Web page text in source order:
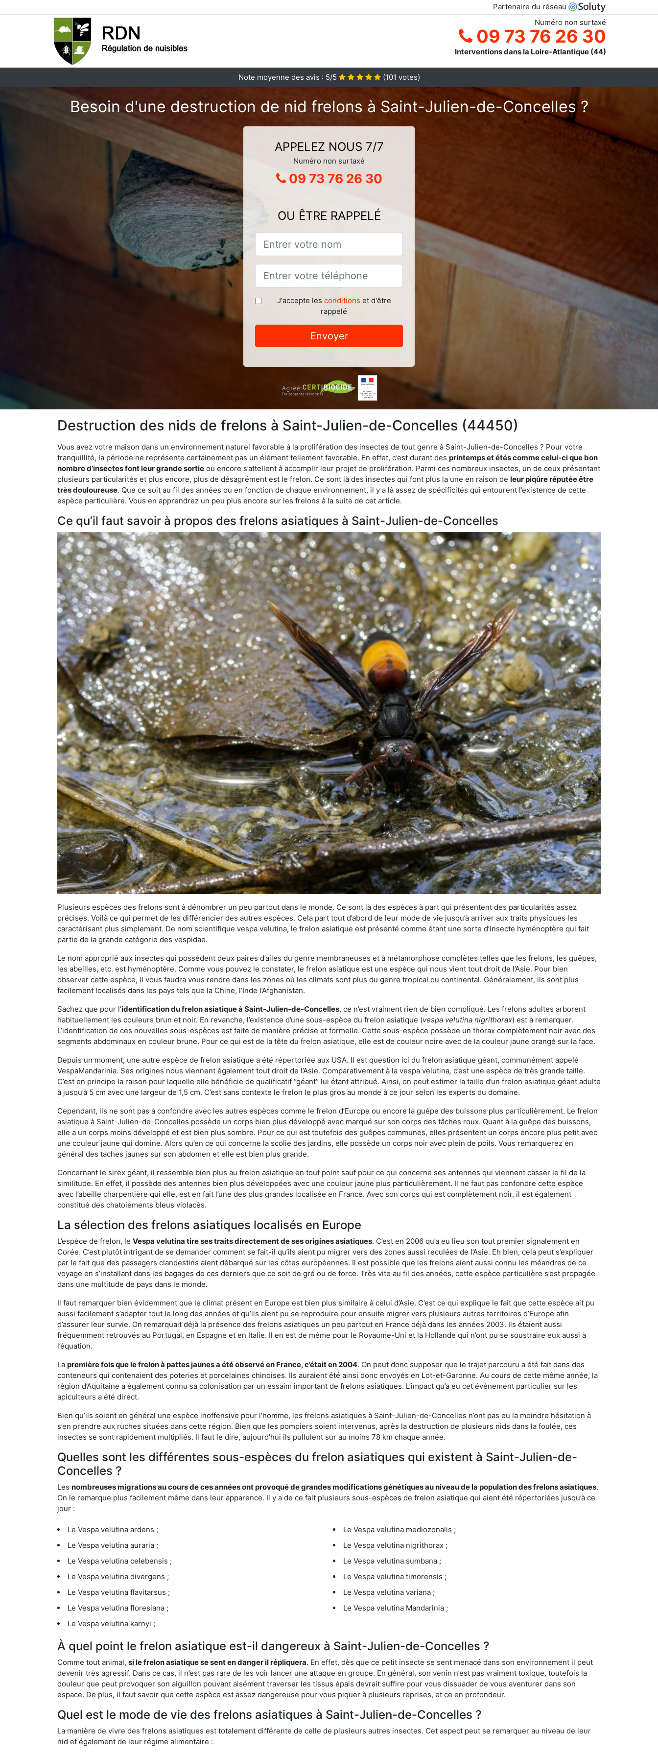
Partenaire du réseau
Numéro non surtaxé
09 73 76 26 30
Interventions dans la Loire-Atlantique (44)
Note moyenne des avis : 5/5 (101 votes)
Besoin d'une destruction de nid frelons à Saint-Julien-de-Concelles ?
APPELEZ NOUS 7/7
Numéro non surtaxé
09 73 76 26 30
OU ÊTRE RAPPELÉ
J'accepte les conditions et d'être
rappelé
Envoyer
Destruction des nids de frelons à Saint-Julien-de-Concelles (44450)
Vous avez votre maison dans un environnement naturel favorable à la prolifération des insectes de tout genre à Saint-Julien-de-Concelles ? Pour votre
tranquillité, la période ne représente certainement pas un élément tellement favorable. En effet, c’est durant des printemps et étés comme celui-ci que bon
nombre d’insectes font leur grande sortie ou encore s’attellent à accomplir leur projet de prolifération. Parmi ces nombreux insectes, un de ceux présentant
plusieurs particularités et plus encore, plus de désagrément est le frelon. Ce sont là des insectes qui font plus la une en raison de leur piqûre réputée être
très douloureuse. Que ce soit au fil des années ou en fonction de chaque environnement, il y a là assez de spécificités qui entourent l’existence de cette
espèce particulière. Vous en apprendrez un peu plus encore sur les frelons à la suite de cet article.
Ce qu’il faut savoir à propos des frelons asiatiques à Saint-Julien-de-Concelles
Plusieurs espèces des frelons sont à dénombrer un peu partout dans le monde. Ce sont là des espèces à part qui présentent des particularités assez
précises. Voilà ce qui permet de les différencier des autres espèces. Cela part tout d’abord de leur mode de vie jusqu’à arriver aux traits physiques les
caractérisant plus simplement. De nom scientifique vespa velutina, le frelon asiatique est présenté comme étant une sorte d’insecte hyménoptère qui fait
partie de la grande catégorie des vespidae.
Le nom approprié aux insectes qui possèdent deux paires d’ailes du genre membraneuses et à métamorphose complètes telles que les frelons, les guêpes,
les abeilles, etc. est hyménoptère. Comme vous pouvez le constater, le frelon asiatique est une espèce qui nous vient tout droit de l’Asie. Pour bien
observer cette espèce, il vous faudra vous rendre dans les zones où les climats sont plus du genre tropical ou continental. Généralement, ils sont plus
facilement localisés dans les pays tels que la Chine, l’Inde l’Afghanistan.
Sachez que pour l’identification du frelon asiatiqueà Saint-Julien-de-Concelles, ce n’est vraiment rien de bien compliqué. Les frelons adultes arborent
habituellement les couleurs brun et noir. En revanche, l’existence d’une sous-espèce du frelon asiatique (vespa velutina nigrithorax) est à remarquer.
L’identification de ces nouvelles sous-espèces est faite de manière précise et formelle. Cette sous-espèce possède un thorax complètement noir avec des
segments abdominaux en couleur brune. Pour ce qui est de la tête du frelon asiatique, elle est de couleur noire avec de la couleur jaune orangé sur la face.
Depuis un moment, une autre espèce de frelon asiatique a été répertoriée aux USA. Il est question ici du frelon asiatique géant, communément appelé
VespaMandarinia. Ses origines nous viennent également tout droit de l’Asie. Comparativement à la vespa velutina, c’est une espèce de très grande taille.
C’est en principe la raison pour laquelle elle bénéficie de qualificatif ‘’géant’’ lui étant attribué. Ainsi, on peut estimer la taille d’un frelon asiatique géant adulte
à jusqu’à 5 cm avec une largeur de 1,5 cm. C’est sans contexte le frelon le plus gros au monde à ce jour selon les experts du domaine.
Cependant, ils ne sont pas à confondre avec les autres espèces comme le frelon d’Europe ou encore la guêpe des buissons plus particulièrement. Le frelon
asiatique à Saint-Julien-de-Concelles possède un corps bien plus développé avec marqué sur son corps des tâches roux. Quant à la guêpe des buissons,
elle a un corps moins développé et est bien plus sombre. Pour ce qui est toutefois des guêpes communes, elles présentent un corps encore plus petit avec
une couleur jaune qui domine. Alors qu’en ce qui concerne la scolie des jardins, elle possède un corps noir avec plein de poils. Vous remarquerez en
général des taches jaunes sur son abdomen et elle est bien plus grande.
Concernant le sirex géant, il ressemble bien plus au frelon asiatique en tout point sauf pour ce qui concerne ses antennes qui viennent casser le fil de la
similitude. En effet, il possède des antennes bien plus développées avec une couleur jaune plus particulièrement. Il ne faut pas confondre cette espèce
avec l’abeille charpentière qui elle, est en fait l’une des plus grandes localisée en France. Avec son corps qui est complètement noir, il est également
constitué des chatoiements bleus violacés.
La sélection des frelons asiatiques localisés en Europe
L’espèce de frelon, le Vespa velutina tire ses traits directement de ses origines asiatiques. C’est en 2006 qu’a eu lieu son tout premier signalement en
Corée. C’est plutôt intrigant de se demander comment se fait-il qu’ils aient pu migrer vers des zones aussi reculées de l’Asie. Eh bien, cela peut s’expliquer
par le fait que des passagers clandestins aient débarqué sur les côtes européennes. Il est possible que les frelons aient aussi connu les méandres de ce
voyage en s’installant dans les bagages de ces derniers que ce soit de gré ou de force. Très vite au fil des années, cette espèce particulière s’est propagée
dans une multitude de pays dans le monde.
Il faut remarquer bien évidemment que le climat présent en Europe est bien plus similaire à celui d’Asie. C’est ce qui explique le fait que cette espèce ait pu
aussi facilement s’adapter tout le long des années et qu’ils aient pu se reproduire pour ensuite migrer vers plusieurs autres territoires d’Europe afin
d’assurer leur survie. On remarquait déjà la présence des frelons asiatiques un peu partout en France déjà dans les années 2003. Ils étaient aussi
fréquemment retrouvés au Portugal, en Espagne et en Italie. Il en est de même pour le Royaume-Uni et la Hollande qui n’ont pu se soustraire eux aussi à
l’équation.
La première fois que le frelon à pattes jaunes a été observé en France, c’était en 2004. On peut donc supposer que le trajet parcouru a été fait dans des
conteneurs qui contenaient des poteries et porcelaines chinoises. Ils auraient été ainsi donc envoyés en Lot-et-Garonne. Au cours de cette même année, la
région d’Aquitaine a également connu sa colonisation par un essaim important de frelons asiatiques. L’impact qu’a eu cet événement particulier sur les
apiculteurs a été direct.
Bien qu’ils soient en général une espèce inoffensive pour l’homme, les frelons asiatiques à Saint-Julien-de-Concelles n’ont pas eu la moindre hésitation à
s’en prendre aux ruches situées dans cette région. Bien que les pompiers soient intervenus, après la destruction de plusieurs nids dans la foulée, ces
insectes se sont rapidement multipliés. Il faut le dire, aujourd’hui ils pullulent sur au moins 78 km chaque année.
Quelles sont les différentes sous-espèces du frelon asiatiques qui existent à Saint-Julien-de-
Concelles ?
Les nombreuses migrations au cours de ces années ont provoqué de grandes modifications génétiques au niveau de la population des frelons asiatiques.
On le remarque plus facilement même dans leur apparence. Il y a de ce fait plusieurs sous-espèces de frelon asiatique qui aient été répertoriées jusqu’à ce
jour :
Le Vespa velutina ardens ;
Le Vespa velutina auraria ;
Le Vespa velutina celebensis ;
Le Vespa velutina divergens ;
Le Vespa velutina flavitarsus ;
Le Vespa velutina floresiana ;
Le Vespa velutina karnyi ;
Le Vespa velutina mediozonalis ;
Le Vespa velutina nigrithorax ;
Le Vespa velutina sumbana ;
Le Vespa velutina timorensis ;
Le Vespa velutina variana ;
Le Vespa velutina Mandarinia ;
À quel point le frelon asiatique est-il dangereux à Saint-Julien-de-Concelles ?
Comme tout animal, si le frelon asiatique se sent en danger il répliquera. En effet, dès que ce petit insecte se sent menacé dans son environnement il peut
devenir très agressif. Dans ce cas, il n’est pas rare de les voir lancer une attaque en groupe. En général, son venin n’est pas vraiment toxique, toutefois la
douleur que peut provoquer son aiguillon pouvant aisément traverser les tissus épais devrait suffire pour vous dissuader de vous aventurer dans son
espace. De plus, il faut savoir que cette espèce est assez dangereuse pour vous piquer à plusieurs reprises, et ce en profondeur.
Quel est le mode de vie des frelons asiatiques à Saint-Julien-de-Concelles ?
La manière de vivre des frelons asiatiques est totalement différente de celle de plusieurs autres insectes. Cet aspect peut se remarquer au niveau de leur
nid et également de leur régime alimentaire :